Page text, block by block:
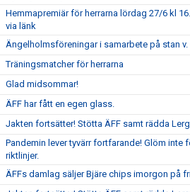
Hemmapremiär för herrarna lördag 27/6 kl
via länk
Ängelholmsföreningar i samarbete på stan v.
Träningsmatcher för herrarna
Glad midsommar!
ÄFF har fått en egen glass.
Jakten fortsätter! Stötta ÄFF samt rädda
Pandemin lever tyvärr fortfarande! Glöm inte
riktlinjer.
ÄFFs damlag säljer Bjäre chips imorgon på